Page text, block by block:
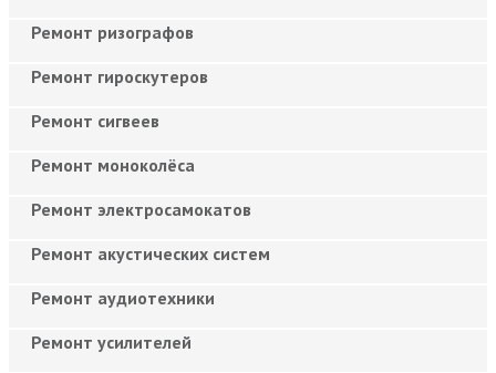
Ремонт ризографов
Ремонт гироскутеров
Ремонт сигвеев
Ремонт моноколёса
Ремонт электросамокатов
Ремонт акустических систем
Ремонт аудиотехники
Ремонт усилителей